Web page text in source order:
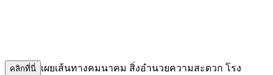
คลิกที่นี่ เผยเส้นทางคมนาคม สิ่งอำนวยความสะดวก โรง